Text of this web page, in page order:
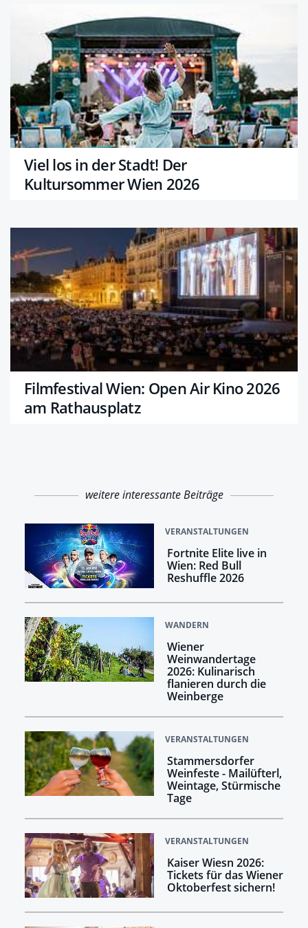
Viel los in der Stadt! Der
Kultursommer Wien 2026
Filmfestival Wien: Open Air Kino 2026
am Rathausplatz
weitere interessante Beiträge
VERANSTALTUNGEN
Fortnite Elite live in
Wien: Red Bull
Reshuffle 2026
WANDERN
Wiener
Weinwandertage
2026: Kulinarisch
flanieren durch die
Weinberge
VERANSTALTUNGEN
Stammersdorfer
Weinfeste - Mailüfterl,
Weintage, Stürmische
Tage
VERANSTALTUNGEN
Kaiser Wiesn 2026:
Tickets für das Wiener
Oktoberfest sichern!